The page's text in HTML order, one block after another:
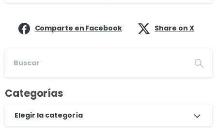
Comparte en Facebook Share on X
Categorías
Elegir la categoría